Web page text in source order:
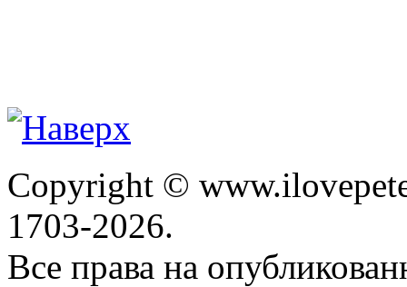
Copyright ©
1703-2026.
Все права на